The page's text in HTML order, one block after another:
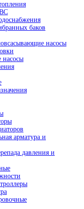
баков
насосы
насосы
арматура и
давления и